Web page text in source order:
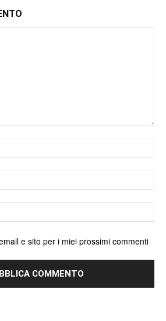
testo
e sito per i miei prossimi commenti